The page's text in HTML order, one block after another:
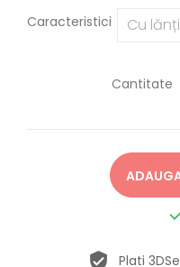
Caracteristici
Cantitate
Plati